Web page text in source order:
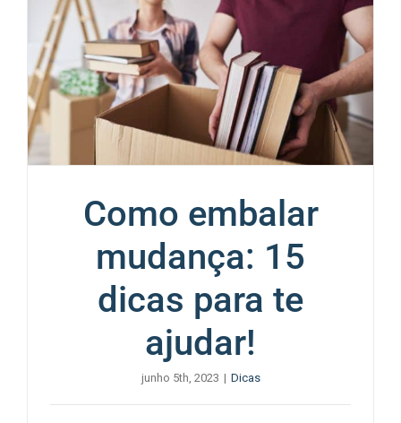
Como embalar
mudança: 15
dicas para te
ajudar!
junho 5th, 2023 | Dicas